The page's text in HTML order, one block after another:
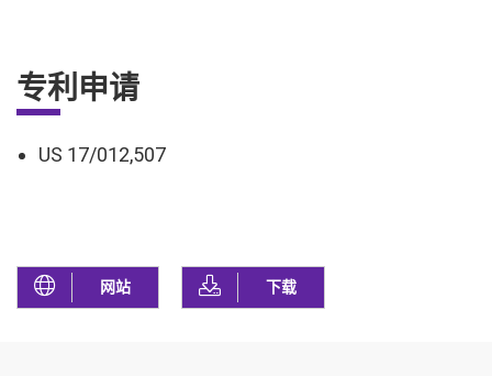
专利申请
US 17/012,507
网站 下载